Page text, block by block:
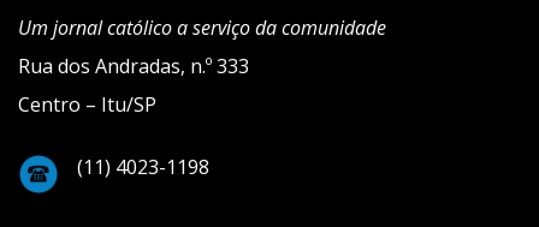
Um jornal católico a serviço da comunidade
Rua dos Andradas, n.º 333
Centro – Itu/SP
(11) 4023-1198